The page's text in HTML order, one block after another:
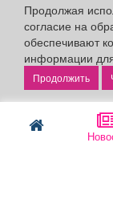
Продолжая
согласие на
обеспечивают
информации
Политика
Публикации с
«Партнёрский
Редакция сайта не
информации,
объявлениях.